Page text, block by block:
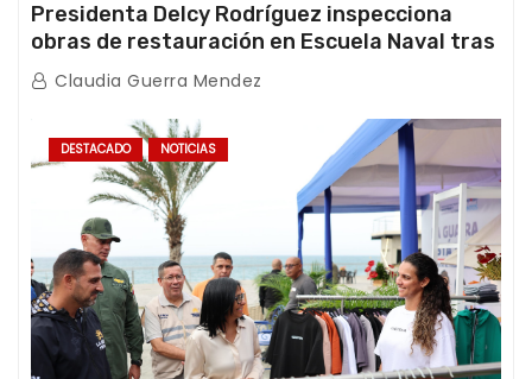
Presidenta Delcy Rodríguez inspecciona
obras de restauración en Escuela Naval tras
afectaciones sísmicas en La Guaira
Claudia Guerra Mendez
DESTACADO NOTICIAS